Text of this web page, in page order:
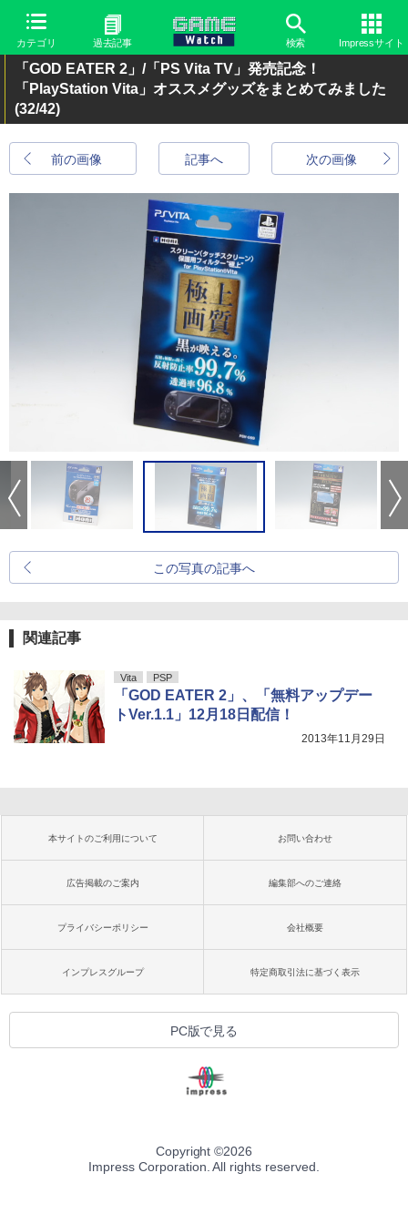
カテゴリ 過去記事 検索 Impressサイト
「GOD EATER 2」/「PS Vita TV」発売記念！
「PlayStation Vita」オススメグッズをまとめてみました
(32/42)
前の画像 次の画像
記事へ
この写真の記事へ
関連記事
Vita PSP
「GOD EATER 2」、「無料アップデー
トVer.1.1」12月18日配信！
2013年11月29日
本サイトのご利用について お問い合わせ
広告掲載のご案内 編集部へのご連絡
プライバシーポリシー 会社概要
インプレスグループ 特定商取引法に基づく表示
PC版で見る
Copyright ©2026
Impress Corporation. All rights reserved.